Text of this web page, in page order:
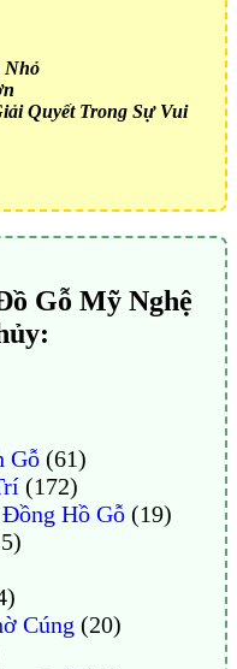
Nhỏ
Quyết Trong Sự Vui
Gỗ Mỹ Nghệ
Gỗ(61)
(172)
Hồ Gỗ(19)
Cúng (20)